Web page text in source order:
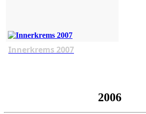
Innerkrems 2007
2006